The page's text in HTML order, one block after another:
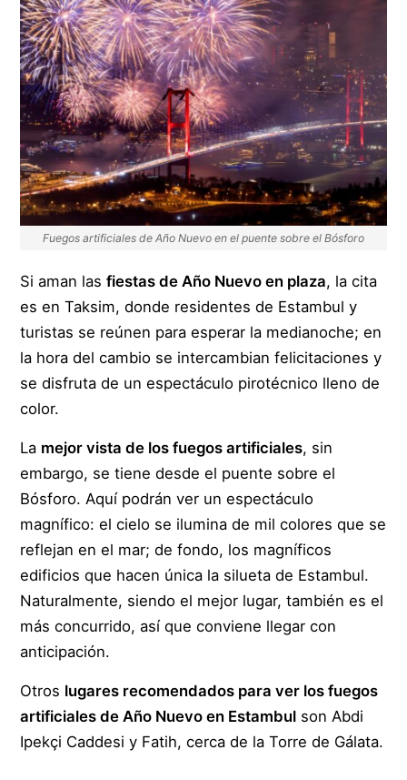
Fuegos artificiales de Año Nuevo en el puente sobre el Bósforo
Si aman lasfiestas de Año Nuevo en plaza, la cita
es en Taksim, donde residentes de Estambul y
turistas se reúnen para esperar la medianoche; en
la hora del cambio se intercambian felicitaciones y
se disfruta de un espectáculo pirotécnico lleno de
color.
La mejor vista de los fuegos artificiales, sin
embargo, se tiene desde el puente sobre el
Bósforo. Aquí podrán ver un espectáculo
magnífico: el cielo se ilumina de mil colores que se
reflejan en el mar; de fondo, los magníficos
edificios que hacen única la silueta de Estambul.
Naturalmente, siendo el mejor lugar, también es el
más concurrido, así que conviene llegar con
anticipación.
Otros lugares recomendados para ver los fuegos
artificiales de Año Nuevo en Estambul son Abdi
Ipekçi Caddesi y Fatih, cerca de la Torre de Gálata.